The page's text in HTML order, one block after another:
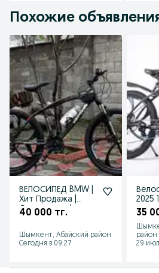
Похожие
ВЕЛОСИПЕД BMW |
Хит Продажа |
Спортивные |
40 000 тг.
Шымкент, Абайский район
Сегодня в 09:27
2025
35
район
29